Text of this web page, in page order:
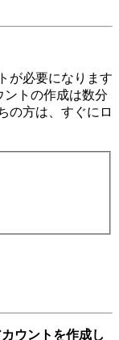
が必要になります
ントの作成は数分
の方は、すぐにロ
ウントを作成し